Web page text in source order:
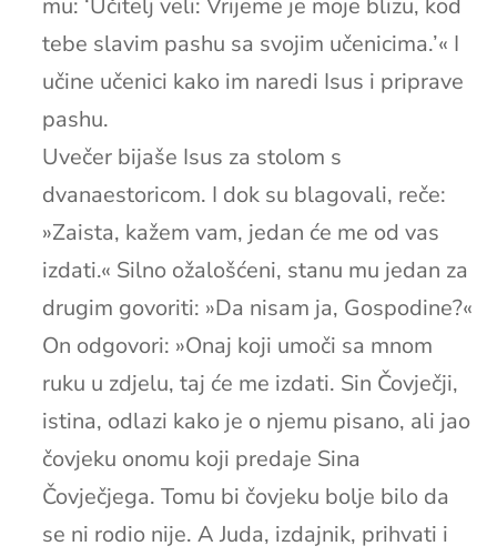
mu: ‘Učitelj veli: Vrijeme je moje blizu, kod
tebe slavim pashu sa svojim učenicima.’« I
učine učenici kako im naredi Isus i priprave
pashu.
Uvečer bijaše Isus za stolom s
dvanaestoricom. I dok su blagovali, reče:
»Zaista, kažem vam, jedan će me od vas
izdati.« Silno ožalošćeni, stanu mu jedan za
drugim govoriti: »Da nisam ja, Gospodine?«
On odgovori: »Onaj koji umoči sa mnom
ruku u zdjelu, taj će me izdati. Sin Čovječji,
istina, odlazi kako je o njemu pisano, ali jao
čovjeku onomu koji predaje Sina
Čovječjega. Tomu bi čovjeku bolje bilo da
se ni rodio nije. A Juda, izdajnik, prihvati i